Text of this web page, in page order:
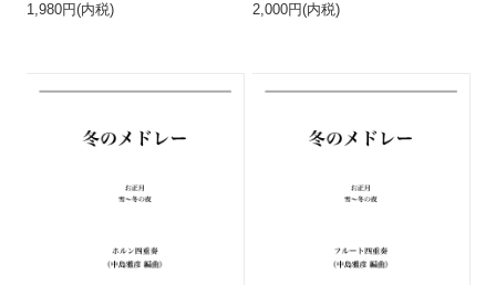
1,980円(内税)
2,000円(内税)